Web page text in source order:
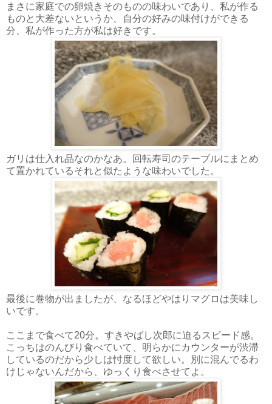
まさに家庭での卵焼きそのものの味わいであり、私が作る
ものと大差ないというか、自分の好みの味付けができる
分、私が作った方が私は好きです。
ガリは仕入れ品なのかなあ。回転寿司のテーブルにまとめ
て置かれているそれと似たような味わいでした。
最後に巻物が出ましたが、なるほどやはりマグロは美味し
いです。
ここまで食べて20分。すきやばし次郎に迫るスピード感。
こっちはのんびり食べていて、明らかにカウンターが渋滞
しているのだから少しは忖度して欲しい。別に混んでるわ
けじゃないんだから、ゆっくり食べさせてよ。